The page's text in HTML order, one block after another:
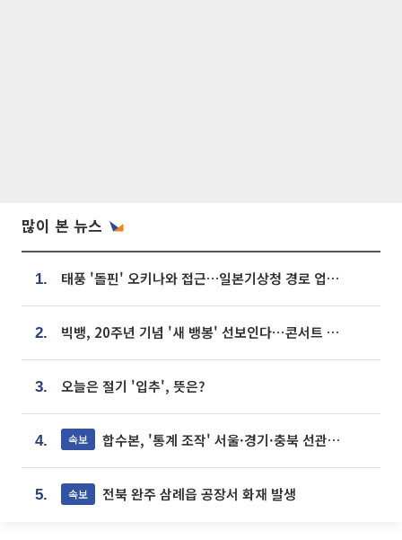
많이 본 뉴스
1. 태풍 '돌핀' 오키나와 접근…일본기상청 경로 업데이트
2. 빅뱅, 20주년 기념 '새 뱅봉' 선보인다⋯콘서트 앞두고 팝업 개최
3. 오늘은 절기 '입추', 뜻은?
4. 속보 합수본, '통계 조작' 서울·경기·충북 선관위 등 추가 압수수색
5. 속보 전북 완주 삼례읍 공장서 화재 발생